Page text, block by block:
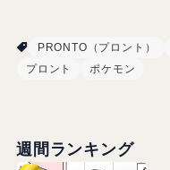
PRONTO（プロント）
プロント
ポケモン
週間ランキング